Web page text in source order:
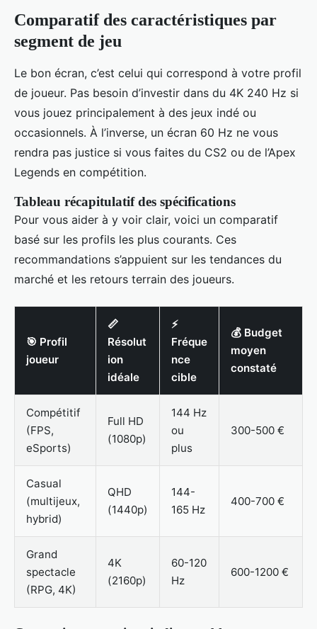
Comparatif des caractéristiques par
segment de jeu
Le bon écran, c’est celui qui correspond à votre profil
de joueur. Pas besoin d’investir dans du 4K 240 Hz si
vous jouez principalement à des jeux indé ou
occasionnels. À l’inverse, un écran 60 Hz ne vous
rendra pas justice si vous faites du CS2 ou de l’Apex
Legends en compétition.
Tableau récapitulatif des spécifications
Pour vous aider à y voir clair, voici un comparatif
basé sur les profils les plus courants. Ces
recommandations s’appuient sur les tendances du
marché et les retours terrain des joueurs.
🎯 Profil
joueur
📏
Résolut
ion
idéale
⚡
Fréque
nce
cible
💰 Budget
moyen
constaté
Compétitif
(FPS,
eSports)
Full HD
(1080p)
144 Hz
ou
plus
300-500 €
Casual
(multijeux,
hybrid)
QHD
(1440p)
144-
165 Hz
400-700 €
Grand
spectacle
(RPG, 4K)
4K
(2160p)
60-120
Hz
600-1200 €